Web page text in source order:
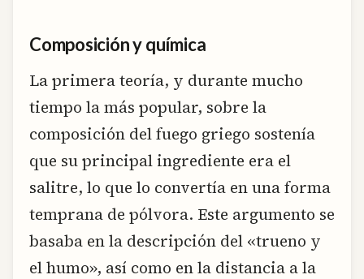
Composición y química
La primera teoría, y durante mucho
tiempo la más popular, sobre la
composición del fuego griego sostenía
que su principal ingrediente era el
salitre, lo que lo convertía en una forma
temprana de pólvora. Este argumento se
basaba en la descripción del «trueno y
el humo», así como en la distancia a la